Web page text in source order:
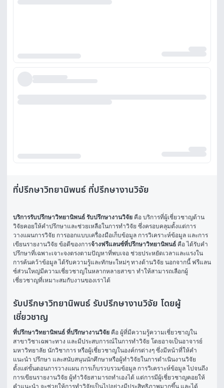
ที่ปรึกษาวิทยานิพนธ์ ที่ปรึกษางานวิจัย
บริการรับปรึกษาวิทยานิพนธ์ รับปรึกษางานวิจัย คือ บริการที่ผู้เชี่ยวชาญด้าน
วิจัยคอยให้คำปรึกษาและช่วยเหลือในการทำวิจัย ซึ่งครอบคลุมตั้งแต่การ
วางแผนการวิจัย การออกแบบเครื่องมือเก็บข้อมูล การวิเคราะห์ข้อมูล และการ
เขียนรายงานวิจัย ข้อดีของการจ้างฟรีแลนซ์ที่ปรึกษาวิทยานิพนธ์ คือ ได้รับคำ
ปรึกษาที่เฉพาะเจาะจงตรงตามปัญหาที่พบเจอ ช่วยประหยัดเวลาและแรงใน
การค้นคว้าข้อมูล ได้รับความรู้และทักษะใหม่ๆ ทางด้านวิจัย นอกจากนี้ ฟรีแลน
ซ์ส่วนใหญ่มีความเชี่ยวชาญในหลากหลายสาขา ทำให้สามารถเลือกผู้
เชี่ยวชาญที่เหมาะสมกับงานของเราได้
รับปรึกษาวิทยานิพนธ์ รับปรึกษางานวิจัย โดยผู้
เชี่ยวชาญ
ที่ปรึกษาวิทยานิพนธ์ ที่ปรึกษางานวิจัย คือ ผู้ที่มีความรู้ความเชี่ยวชาญใน
สาขาวิชาเฉพาะทาง และมีประสบการณ์ในการทำวิจัย โดยอาจเป็นอาจารย์
มหาวิทยาลัย นักวิชาการ หรือผู้เชี่ยวชาญในองค์กรต่างๆ ซึ่งมีหน้าที่ให้คำ
แนะนำ ปรึกษา และสนับสนุนนักศึกษาหรือผู้ทำวิจัยในการดำเนินงานวิจัย
ตั้งแต่ขั้นตอนการวางแผน การเก็บรวบรวมข้อมูล การวิเคราะห์ข้อมูล ไปจนถึง
การเขียนรายงานวิจัย ผู้ทำวิจัยสามารถทำเองได้ แต่การมีผู้เชี่ยวชาญคอยให้
คำแนะนำ จะช่วยให้การทำวิจัยเป็นไปอย่างมีประสิทธิภาพมากขึ้น และได้